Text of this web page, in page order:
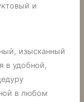
и
изысканный
в удобной,
в любом